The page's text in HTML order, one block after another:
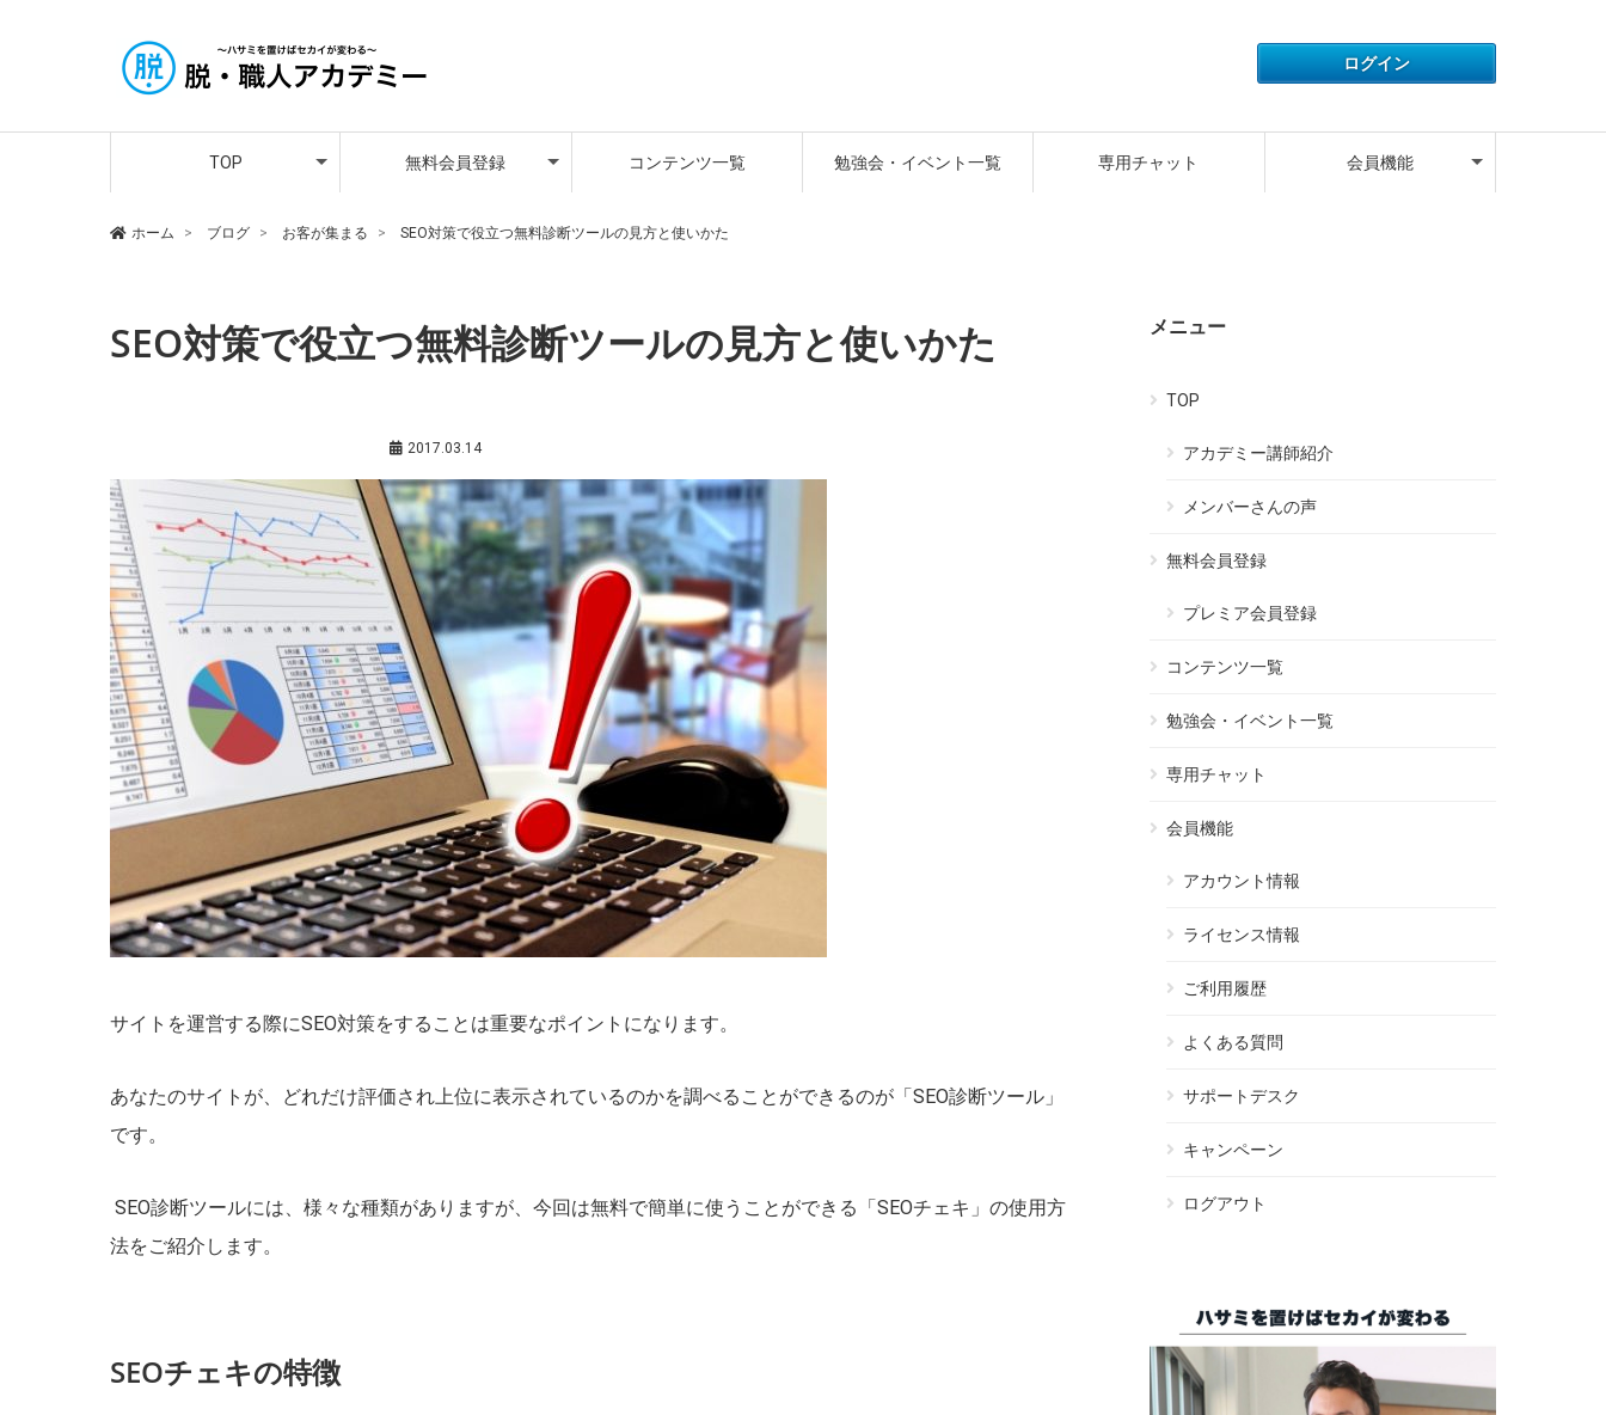
TOP
アカデミー講師紹介
メンバーさんの声
無料会員登録
プレミア会員登録
コンテンツ一覧 勉強会・イベント一覧 専用チャット 会員機能
ホーム ブログ お客が集まる SEO対策で役立つ無料診断ツールの見方と使いかた
SEO対策で役立つ無料診断ツールの見方と使いかた
2017.03.14
サイトを運営する際にSEO対策をすることは重要なポイントになります。
あなたのサイトが、どれだけ評価され上位に表示されているのかを調べることができるのが「SEO診断ツール」
です。
SEO診断ツールには、様々な種類がありますが、今回は無料で簡単に使うことができる「SEOチェキ」の使用方
法をご紹介します。
SEOチェキの特徴
メニュー
TOP
アカデミー講師紹介
メンバーさんの声
無料会員登録
プレミア会員登録
コンテンツ一覧
勉強会・イベント一覧
専用チャット
会員機能
アカウント情報
ライセンス情報
ご利用履歴
よくある質問
サポートデスク
キャンペーン
ログアウト